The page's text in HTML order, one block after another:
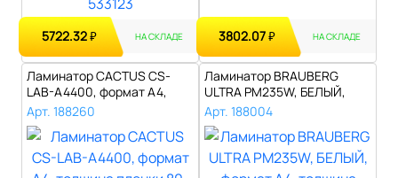
5722.32₽ НА СКЛАДЕ 3802.07₽ НА СКЛАДЕ
Ламинатор CACTUS CS-
LAB-A4400, формат A4,
толщина пленк..
Арт. 188260
Ламинатор BRAUBERG
ULTRA PM235W, БЕЛЫЙ,
формат A4, толщ..
Арт. 188004